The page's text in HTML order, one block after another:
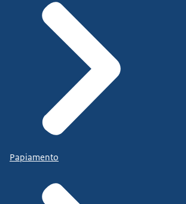
Papiamento